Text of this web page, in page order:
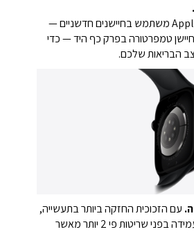
Apple Watch Series 11 משתמש בחיישנים חדשניים —
טמפרטורה בפרק כף היד — כדי
הבריאות שלכם.
עם הזכוכית החזקה ביותר בתעשייה,
התצוגה בסדרה 11 עמידה בפני שריטות פי 2 יותר מאשר